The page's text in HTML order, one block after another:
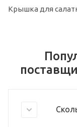
Крышка для